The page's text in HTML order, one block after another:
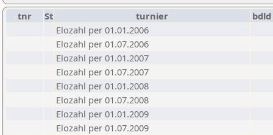
tnr St turnier
bdld
Elozahl per 01.01.2006
Elozahl per 01.07.2006
Elozahl per 01.01.2007
Elozahl per 01.07.2007
Elozahl per 01.01.2008
Elozahl per 01.07.2008
Elozahl per 01.01.2009
Elozahl per 01.07.2009